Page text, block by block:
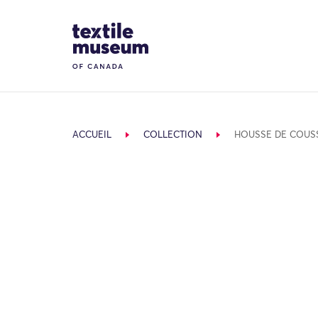
Site Logo
ACCUEIL COLLECTION HOUSSE DE